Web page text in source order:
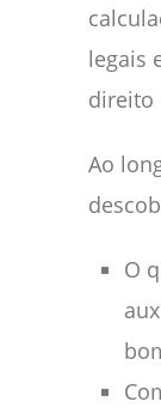
legais
direito
Ao
O